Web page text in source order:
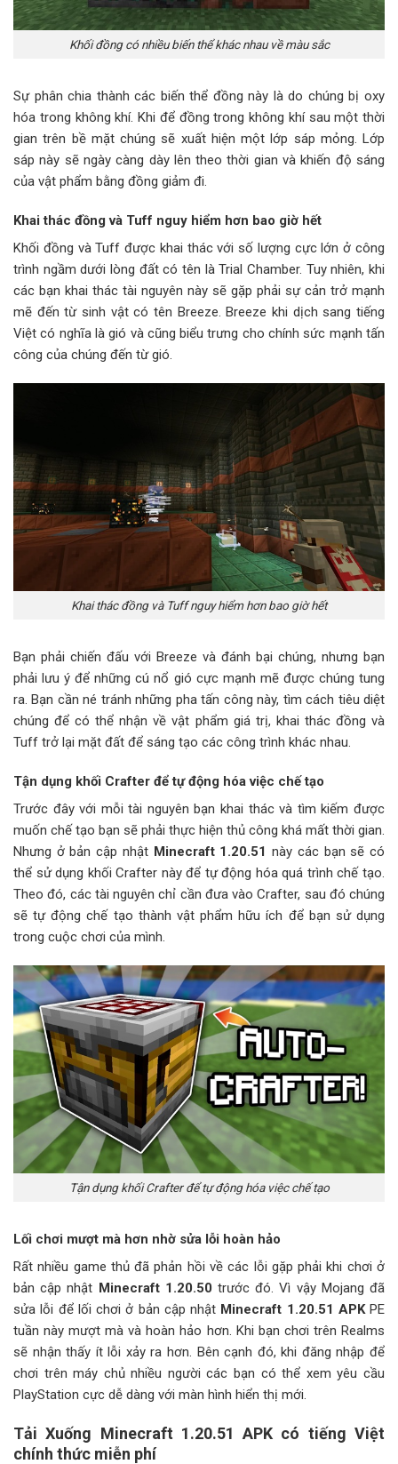
Khối đồng có nhiều biến thể khác nhau về màu sắc
Sự phân chia thành các biến thể đồng này là do chúng bị oxy
hóa trong không khí. Khi để đồng trong không khí sau một thời
gian trên bề mặt chúng sẽ xuất hiện một lớp sáp mỏng. Lớp
sáp này sẽ ngày càng dày lên theo thời gian và khiến độ sáng
của vật phẩm bằng đồng giảm đi.
Khai thác đồng và Tuff nguy hiểm hơn bao giờ hết
Khối đồng và Tuff được khai thác với số lượng cực lớn ở công
trình ngầm dưới lòng đất có tên là Trial Chamber. Tuy nhiên, khi
các bạn khai thác tài nguyên này sẽ gặp phải sự cản trở mạnh
mẽ đến từ sinh vật có tên Breeze. Breeze khi dịch sang tiếng
Việt có nghĩa là gió và cũng biểu trưng cho chính sức mạnh tấn
công của chúng đến từ gió.
Khai thác đồng và Tuff nguy hiểm hơn bao giờ hết
Bạn phải chiến đấu với Breeze và đánh bại chúng, nhưng bạn
phải lưu ý để những cú nổ gió cực mạnh mẽ được chúng tung
ra. Bạn cần né tránh những pha tấn công này, tìm cách tiêu diệt
chúng để có thể nhận về vật phẩm giá trị, khai thác đồng và
Tuff trở lại mặt đất để sáng tạo các công trình khác nhau.
Tận dụng khối Crafter để tự động hóa việc chế tạo
Trước đây với mỗi tài nguyên bạn khai thác và tìm kiếm được
muốn chế tạo bạn sẽ phải thực hiện thủ công khá mất thời gian.
Nhưng ở bản cập nhật Minecraft 1.20.51 này các bạn sẽ có
thể sử dụng khối Crafter này để tự động hóa quá trình chế tạo.
Theo đó, các tài nguyên chỉ cần đưa vào Crafter, sau đó chúng
sẽ tự động chế tạo thành vật phẩm hữu ích để bạn sử dụng
trong cuộc chơi của mình.
Tận dụng khối Crafter để tự động hóa việc chế tạo
Lối chơi mượt mà hơn nhờ sửa lỗi hoàn hảo
Rất nhiều game thủ đã phản hồi về các lỗi gặp phải khi chơi ở
bản cập nhật Minecraft 1.20.50 trước đó. Vì vậy Mojang đã
sửa lỗi để lối chơi ở bản cập nhật Minecraft 1.20.51 APKPE
tuần này mượt mà và hoàn hảo hơn. Khi bạn chơi trên Realms
sẽ nhận thấy ít lỗi xảy ra hơn. Bên cạnh đó, khi đăng nhập để
chơi trên máy chủ nhiều người các bạn có thể xem yêu cầu
PlayStation cực dễ dàng với màn hình hiển thị mới.
Tải Xuống Minecraft 1.20.51 APK có tiếng Việt
chính thức miễn phí